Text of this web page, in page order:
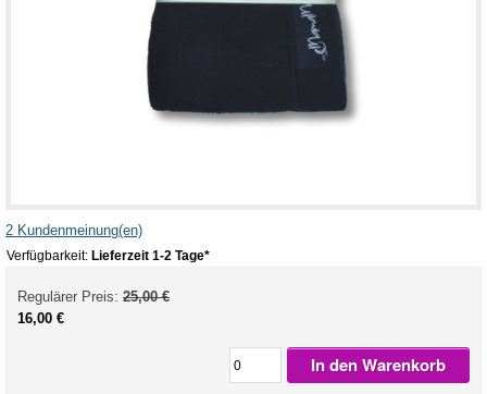
2 Kundenmeinung(en)
Verfügbarkeit: Lieferzeit 1-2 Tage*
Regulärer Preis: 25,00 €
16,00 €
In den Warenkorb